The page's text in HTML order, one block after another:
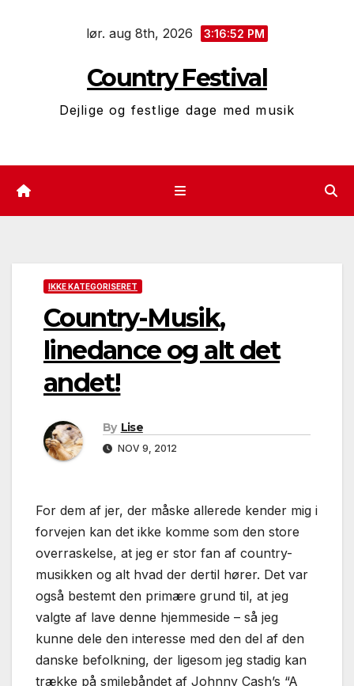
lør. aug 8th, 2026 3:16:53 PM
Country Festival
Dejlige og festlige dage med musik
IKKE KATEGORISERET
Country-Musik,
linedance og alt det
andet!
By Lise
NOV 9, 2012
For dem af jer, der måske allerede kender mig i
forvejen kan det ikke komme som den store
overraskelse, at jeg er stor fan af country-
musikken og alt hvad der dertil hører. Det var
også bestemt den primære grund til, at jeg
valgte af lave denne hjemmeside – så jeg
kunne dele den interesse med den del af den
danske befolkning, der ligesom jeg stadig kan
trække på smilebåndet af Johnny Cash’s “A